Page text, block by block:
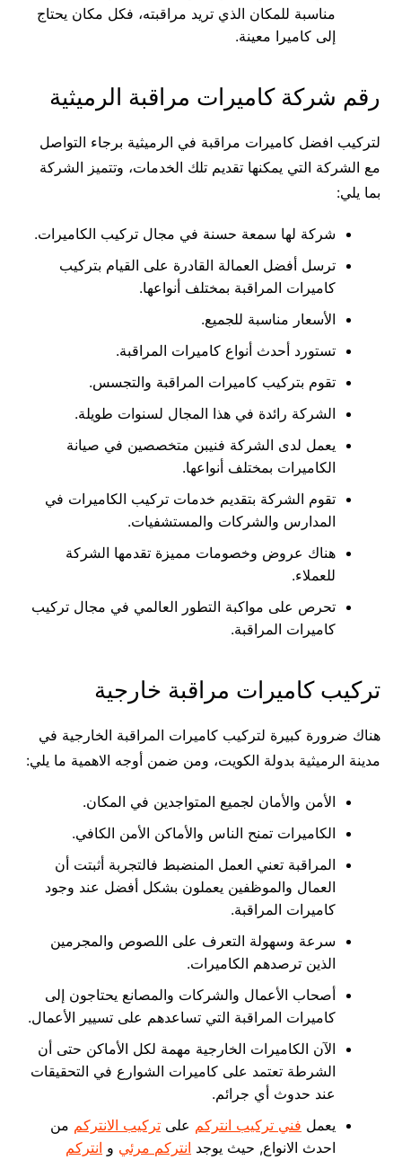
مناسبة للمكان الذي تريد مراقبته، فكل مكان يحتاج
إلى كاميرا معينة.
رقم شركة كاميرات مراقبة الرميثية
لتركيب افضل كاميرات مراقبة في الرميثية برجاء التواصل
مع الشركة التي يمكنها تقديم تلك الخدمات، وتتميز الشركة
بما يلي:
شركة لها سمعة حسنة في مجال تركيب الكاميرات.
ترسل أفضل العمالة القادرة على القيام بتركيب
كاميرات المراقبة بمختلف أنواعها.
الأسعار مناسبة للجميع.
تستورد أحدث أنواع كاميرات المراقبة.
تقوم بتركيب كاميرات المراقبة والتجسس.
الشركة رائدة في هذا المجال لسنوات طويلة.
يعمل لدى الشركة فنيبن متخصصين في صيانة
الكاميرات بمختلف أنواعها.
تقوم الشركة بتقديم خدمات تركيب الكاميرات في
المدارس والشركات والمستشفيات.
هناك عروض وخصومات مميزة تقدمها الشركة
للعملاء.
تحرص على مواكبة التطور العالمي في مجال تركيب
كاميرات المراقبة.
تركيب كاميرات مراقبة خارجية
هناك ضرورة كبيرة لتركيب كاميرات المراقبة الخارجية في
مدينة الرميثية بدولة الكويت، ومن ضمن أوجه الاهمية ما يلي:
الأمن والأمان لجميع المتواجدين في المكان.
الكاميرات تمنح الناس والأماكن الأمن الكافي.
المراقبة تعني العمل المنضبط فالتجربة أثبتت أن
العمال والموظفين يعملون بشكل أفضل عند وجود
كاميرات المراقبة.
سرعة وسهولة التعرف على اللصوص والمجرمين
الذين ترصدهم الكاميرات.
أصحاب الأعمال والشركات والمصانع يحتاجون إلى
كاميرات المراقبة التي تساعدهم على تسيير الأعمال.
الآن الكاميرات الخارجية مهمة لكل الأماكن حتى أن
الشرطة تعتمد على كاميرات الشوارع في التحقيقات
عند حدوث أي جرائم.
يعمل فني تركيب انتركم على تركيب الانتركم من
احدث الانواع, حيث يوجد انتركم مرئي و انتركم